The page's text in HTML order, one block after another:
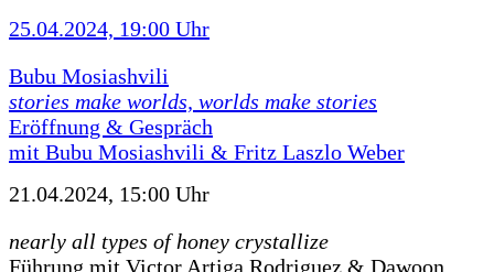
25.04.2024, 19:00 Uhr
Bubu Mosiashvili
stories make worlds, worlds make stories
Eröffnung & Gespräch
mit Bubu Mosiashvili & Fritz Laszlo Weber
21.04.2024, 15:00 Uhr
nearly all types of honey crystallize
Führung mit Victor Artiga Rodriguez & Dawoon